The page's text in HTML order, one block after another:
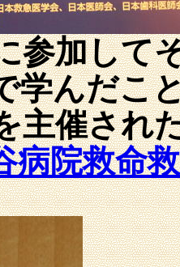
参加して
学んだこ
主催され
病院救命